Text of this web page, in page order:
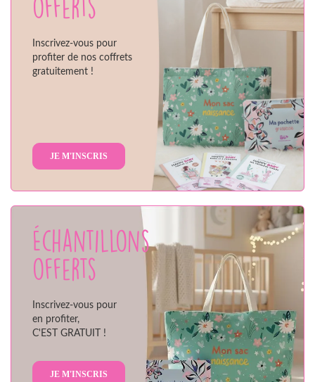
offerts
Inscrivez-vous pour
profiter de nos coffrets
gratuitement !
JE M'INSCRIS
Échantillons
offerts
Inscrivez-vous pour
en profiter,
C'EST GRATUIT !
JE M'INSCRIS